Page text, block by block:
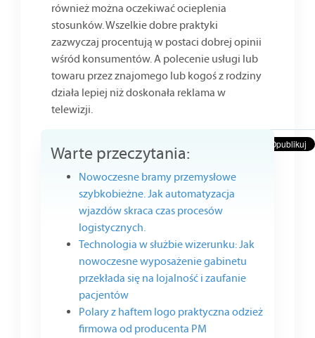
również można oczekiwać ocieplenia
stosunków. Wszelkie dobre praktyki
zazwyczaj procentują w postaci dobrej opinii
wśród konsumentów. A polecenie usługi lub
towaru przez znajomego lub kogoś z rodziny
działa lepiej niż doskonała reklama w
telewizji.
Warte przeczytania:
Nowoczesne bramy przemysłowe
szybkobieżne. Jak automatyzacja
wjazdów skraca czas procesów
logistycznych.
Technologia w służbie wizerunku: Jak
nowoczesne wyposażenie gabinetu
przekłada się na lojalność i zaufanie
pacjentów
Polary z haftem logo praktyczna odzież
firmowa od producenta PM